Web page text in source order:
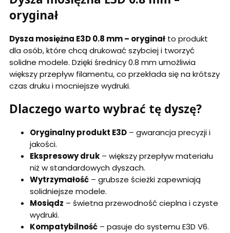
oryginał
Dysza mosiężna E3D 0.8 mm – oryginał to produkt
dla osób, które chcą drukować szybciej i tworzyć
solidne modele. Dzięki średnicy 0.8 mm umożliwia
większy przepływ filamentu, co przekłada się na krótszy
czas druku i mocniejsze wydruki.
Dlaczego warto wybrać tę dyszę?
Oryginalny produkt E3D – gwarancja precyzji i
jakości.
Ekspresowy druk – większy przepływ materiału
niż w standardowych dyszach.
Wytrzymałość – grubsze ścieżki zapewniają
solidniejsze modele.
Mosiądz – świetna przewodność cieplna i czyste
wydruki.
Kompatybilność – pasuje do systemu E3D V6.